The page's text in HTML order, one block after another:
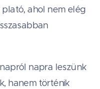
ahol nem elég
napra leszünk
hanem történik